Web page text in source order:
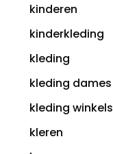
kinderen
kinderkleding
kleding
kleding dames
kleding winkels
kleren